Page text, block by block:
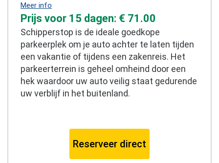
Meer info
Prijs voor 15 dagen: € 71.00
Schipperstop is de ideale goedkope
parkeerplek om je auto achter te laten tijden
een vakantie of tijdens een zakenreis. Het
parkeerterrein is geheel omheind door een
hek waardoor uw auto veilig staat gedurende
uw verblijf in het buitenland.
Reserveer direct